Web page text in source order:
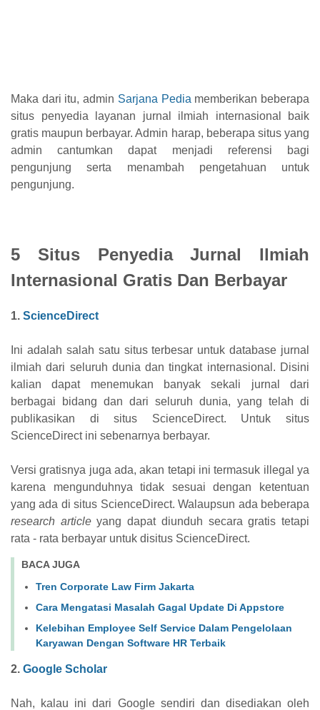
Maka dari itu, admin Sarjana Pedia memberikan beberapa
situs penyedia layanan jurnal ilmiah internasional baik
gratis maupun berbayar. Admin harap, beberapa situs yang
admin cantumkan dapat menjadi referensi bagi
pengunjung serta menambah pengetahuan untuk
pengunjung.
5 Situs Penyedia Jurnal Ilmiah
Internasional Gratis Dan Berbayar
1. ScienceDirect
Ini adalah salah satu situs terbesar untuk database jurnal
ilmiah dari seluruh dunia dan tingkat internasional. Disini
kalian dapat menemukan banyak sekali jurnal dari
berbagai bidang dan dari seluruh dunia, yang telah di
publikasikan di situs ScienceDirect. Untuk situs
ScienceDirect ini sebenarnya berbayar.
Versi gratisnya juga ada, akan tetapi ini termasuk illegal ya
karena mengunduhnya tidak sesuai dengan ketentuan
yang ada di situs ScienceDirect. Walaupsun ada beberapa
research articleyang dapat diunduh secara gratis tetapi
rata - rata berbayar untuk disitus ScienceDirect.
BACA JUGA
Tren Corporate Law Firm Jakarta
Cara Mengatasi Masalah Gagal Update Di Appstore
Kelebihan Employee Self Service Dalam Pengelolaan
Karyawan Dengan Software HR Terbaik
2. Google Scholar
Nah, kalau ini dari Google sendiri dan disediakan oleh